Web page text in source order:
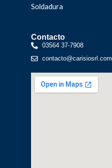
Soldadura
Contacto
03564 37-7908
contacto@carisiosrl.com